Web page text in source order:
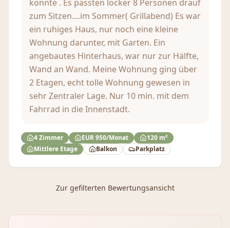
konnte . Es passten locker 8 Personen drauf
zum Sitzen....im Sommer( Grillabend) Es war
ein ruhiges Haus, nur noch eine kleine
Wohnung darunter, mit Garten. Ein
angebautes Hinterhaus, war nur zur Hälfte,
Wand an Wand. Meine Wohnung ging über
2 Etagen, echt tolle Wohnung gewesen in
sehr Zentraler Lage. Nur 10 min. mit dem
Fahrrad in die Innenstadt.
4 Zimmer EUR 950/Monat
120 m²
Mittlere Etage
Balkon Parkplatz
Zur gefilterten Bewertungsansicht